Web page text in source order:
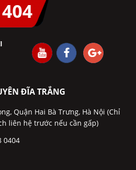
ĐĨA TRẮNG
Quận Hai Bà Trưng, Hà Nội (Chỉ
liên hệ trước nếu cần gấp)
0404